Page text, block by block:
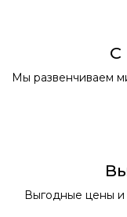
С
Мы развенчиваем
Выгодные цены и